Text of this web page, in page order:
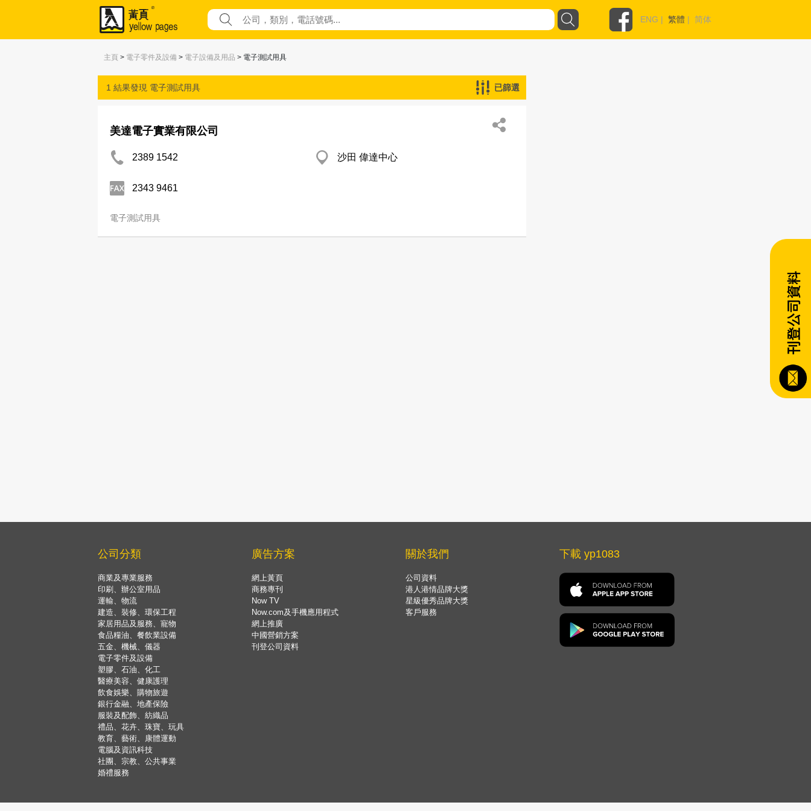
ENG | 繁體 | 简体
主頁 > 電子零件及設備 > 電子設備及用品 > 電子測試用具
1 結果發現 電子測試用具 已篩選
美達電子實業有限公司
2389 1542 沙田 偉達中心
2343 9461
電子測試用具
公司分類
商業及專業服務
印刷、辦公室用品
運輸、物流
建造、裝修、環保工程
家居用品及服務、寵物
食品糧油、餐飲業設備
五金、機械、儀器
電子零件及設備
塑膠、石油、化工
醫療美容、健康護理
飲食娛樂、購物旅遊
銀行金融、地產保險
服裝及配飾、紡織品
禮品、花卉、珠寶、玩具
教育、藝術、康體運動
電腦及資訊科技
社團、宗教、公共事業
婚禮服務
廣告方案
網上黃頁
商務專刊
Now TV
Now.com及手機應用程式
網上推廣
中國營銷方案
刊登公司資料
關於我們
公司資料
港人港情品牌大獎
星級優秀品牌大獎
客戶服務
下載 yp1083